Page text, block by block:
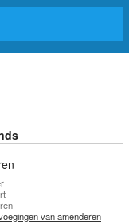
van amenderen